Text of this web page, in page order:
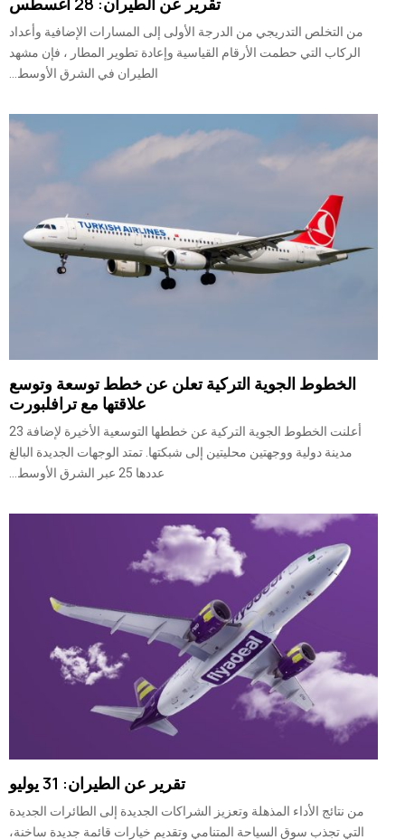
من التخلص التدريجي من الدرجة الأولى إلى المسارات الإضافية وأعداد
الركاب التي حطمت الأرقام القياسية وإعادة تطوير المطار ، فإن مشهد
الطيران في الشرق الأوسط...
الخطوط الجوية التركية تعلن عن خطط توسعة وتوسع
علاقتها مع ترافلبورت
أعلنت الخطوط الجوية التركية عن خططها التوسعية الأخيرة لإضافة 23
مدينة دولية ووجهتين محليتين إلى شبكتها. تمتد الوجهات الجديدة البالغ
عددها 25 عبر الشرق الأوسط...
تقرير عن الطيران: 31 يوليو
من نتائج الأداء المذهلة وتعزيز الشراكات الجديدة إلى الطائرات الجديدة
التي تجذب سوق السياحة المتنامي وتقديم خيارات قائمة جديدة ساخنة،